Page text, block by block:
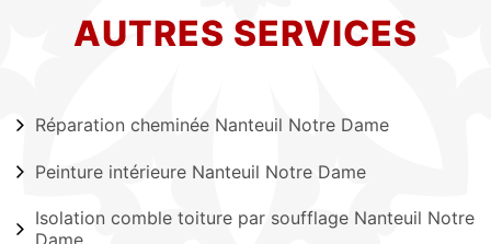
AUTRES SERVICES
Réparation cheminée Nanteuil Notre Dame
Peinture intérieure Nanteuil Notre Dame
Isolation comble toiture par soufflage Nanteuil Notre
Dame